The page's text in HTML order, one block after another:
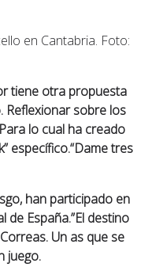
en Cantabria. Foto:
tiene otra propuesta
Reflexionar sobre los
lo cual ha creado
específico.“Dame tres
han participado en
de España.”El destino
Un as que se
juego.